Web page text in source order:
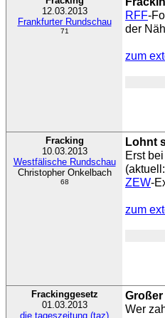
12.03.2013
Frankfurter Rundschau
71
RFF-
der
zum
Fracking
10.03.2013
Westfälische Rundschau
Christopher Onkelbach
68
Lohnt
Erst
ZEW-
zum
Frackinggesetz
01.03.2013
die tageszeitung (taz)
Wer